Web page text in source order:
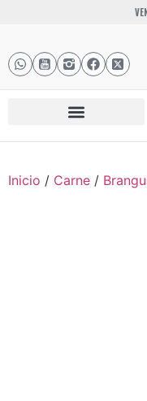
Inicio / Carne /